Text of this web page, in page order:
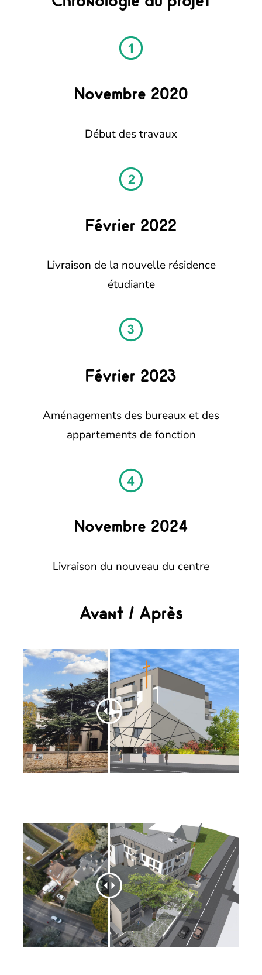
Novembre 2020
Début des travaux
Février 2022
Livraison de la nouvelle résidence
étudiante
Février 2023
Aménagements des bureaux et des
appartements de fonction
Novembre 2024
Livraison du nouveau du centre
Avant / Après